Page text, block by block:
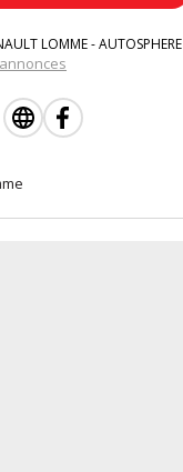
LOMME - AUTOSPHERE